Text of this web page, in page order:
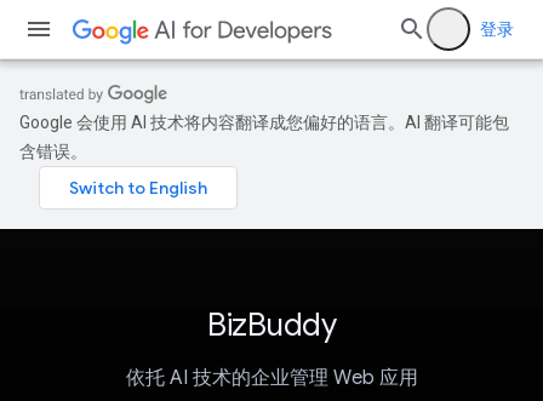
登录
Google 会使用 AI 技术将内容翻译成您偏好的语言。AI 翻译可能包
含错误。
BizBuddy
依托 AI 技术的企业管理 Web 应用